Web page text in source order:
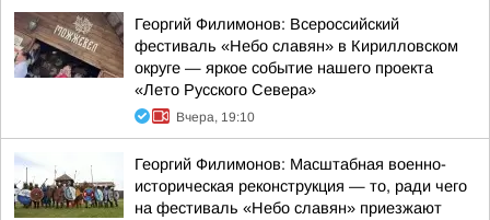
Георгий Филимонов: Всероссийский
фестиваль «Небо славян» в Кирилловском
округе — яркое событие нашего проекта
«Лето Русского Севера»
Вчера, 19:10
Георгий Филимонов: Масштабная военно-
историческая реконструкция — то, ради чего
на фестиваль «Небо славян» приезжают